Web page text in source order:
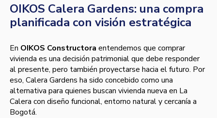
OIKOS Calera Gardens: una compra
planificada con visión estratégica
En OIKOS Constructora entendemos que comprar
vivienda es una decisión patrimonial que debe responder
al presente, pero también proyectarse hacia el futuro. Por
eso, Calera Gardens ha sido concebido como una
alternativa para quienes buscan vivienda nueva en La
Calera con diseño funcional, entorno natural y cercanía a
Bogotá.